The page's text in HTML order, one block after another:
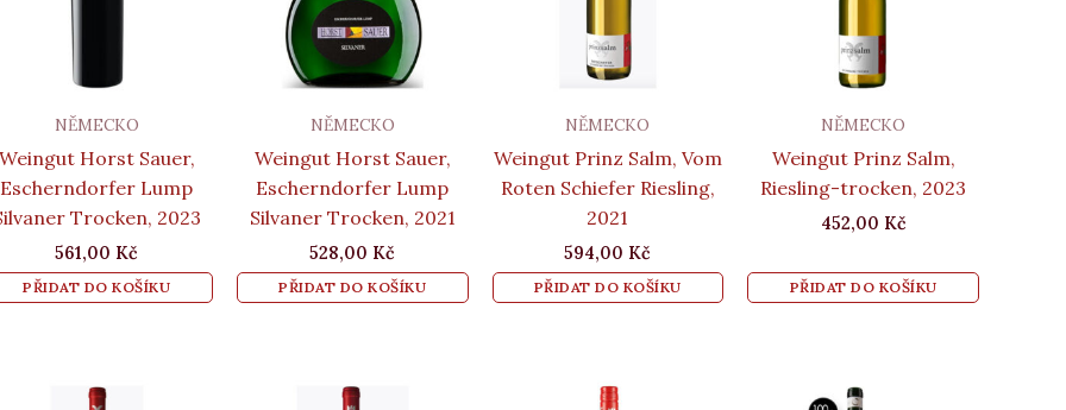
NĚMECKO
Weingut Horst Sauer,
Escherndorfer Lump
Trocken, 2023
561,00 Kč
PŘIDAT DO KOŠÍKU
NĚMECKO
Weingut Horst Sauer,
Escherndorfer Lump
Silvaner Trocken, 2021
528,00 Kč
PŘIDAT DO KOŠÍKU
NĚMECKO
Weingut Prinz Salm, Vom
Roten Schiefer Riesling,
2021
594,00 Kč
PŘIDAT DO KOŠÍKU
NĚMECKO
Weingut Prinz Salm,
Riesling-trocken, 2023
452,00 Kč
PŘIDAT DO KOŠÍKU